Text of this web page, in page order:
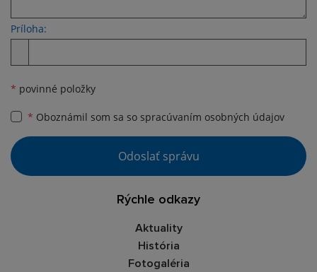
Príloha:
* povinné položky
* Oboznámil som sa so spracúvaním osobných údajov
Google reCaptcha Response
Odoslať správu
Rýchle odkazy
Aktuality
História
Fotogaléria